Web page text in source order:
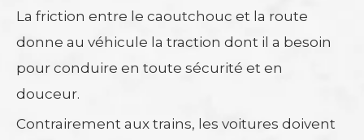
La friction entre le caoutchouc et la route
donne au véhicule la traction dont il a besoin
pour conduire en toute sécurité et en
douceur.
Contrairement aux trains, les voitures doivent